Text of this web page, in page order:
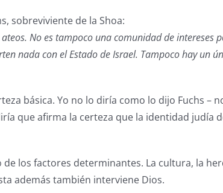
sobreviviente de la Shoa:
No es tampoco una comunidad de intereses
nada con el Estado de Israel. Tampoco hay un
básica. Yo no lo diría como lo dijo Fuchs –
que afirma la certeza que la identidad judía
los factores determinantes. La cultura, la
además también interviene Dios.